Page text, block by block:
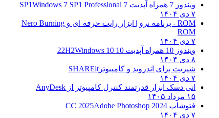
ویندوز 7 همراه آپدیت 7 SP1
Windows 7 SP1 Professional
۷ دی ۱۴۰۴
ROM - برنامه نرو | ابزار رایت حرفه ای و
Nero Burning
ROM
۷ دی ۱۴۰۴
ویندوز 10 همراه آپدیت 10 22H2
Windows 10
۸ دی ۱۴۰۴
شیریت برای اندروید و کامپیوتر SHAREit
۷ دی ۱۴۰۴
انی دسک ابزار قدرتمند کنترل کامپیوتر از AnyDesk
۱۵ مرداد ۱۴۰۵
فتوشاپ CC 2025 Adobe Photoshop 2024
۷ دی ۱۴۰۴